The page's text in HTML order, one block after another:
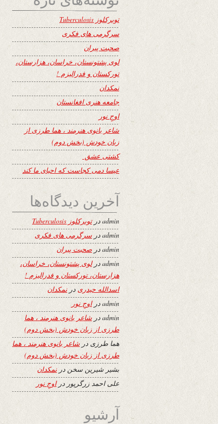
توبرکلوز Tuberculosis
سرگرمی های فکری
صحبت پیران
لوی پشتونستان، خراسان، هزارستان،
تورکستان و فدرالیزم !
نمکدان
جامعه هنری افغانستان
اوجِ نور
شاعر بانوی هنرمند ، هما طرزی از
زبان خودش (بخش دوم)
کشتی عشق
عیسا دمی کجاست که احیای ما کند
آخرین دیدگاه‌ها
adminدرتوبرکلوز Tuberculosis
admin در سرگرمی های فکری
admin در صحبت پیران
adminدرلوی پشتونستان، خراسان،
هزارستان، تورکستان و فدرالیزم !
اسدالله حیدری درنمکدان
adminدراوجِ نور
adminدر شاعر بانوی هنرمند ، هما
طرزی از زبان خودش (بخش دوم)
هما طرزی در شاعر بانوی هنرمند ، هما
طرزی از زبان خودش (بخش دوم)
بشیر شیرین سخن درنمکدان
علی احمد زرگرپور دراوجِ نور
آرشیو